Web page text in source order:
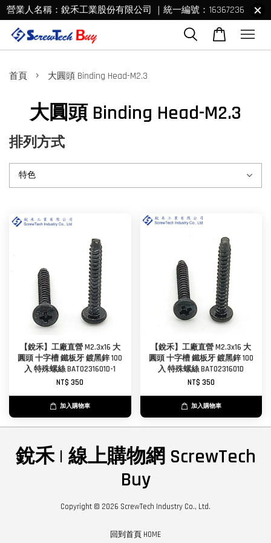
營業人名稱：銳禾工業股份有限公司 ｜統一編號：16367236
首頁 › 大圓頭 Binding Head-M2.3
大圓頭 Binding Head-M2.3
排列方式
【銳禾】工廠直營 M2.3x16 大
圓頭 十字槽 鐵板牙 鍍黑鋅 100
入 特殊螺絲 BAT0231601D-1
NT$ 350
加入購物車
【銳禾】工廠直營 M2.3x16 大
圓頭 十字槽 鐵板牙 鍍黑鋅 100
入 特殊螺絲 BAT0231601D
NT$ 350
加入購物車
銳禾 | 線上購物網 ScrewTech
Buy
Copyright © 2026 ScrewTech Industry Co., Ltd.
回到首頁 HOME